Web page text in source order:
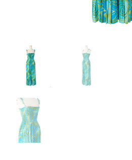
検
索: